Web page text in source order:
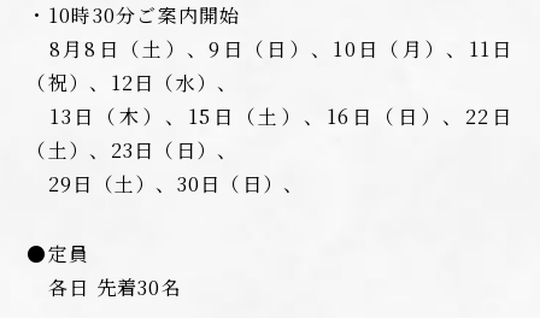
・10時30分ご案内開始
8月8日（土）、9日（日）、10日（月）、11日
（祝）、12日（水）、
13日（木）、15日（土）、16日（日）、22日
（土）、23日（日）、
29日（土）、30日（日）、
●定員
各日 先着30名